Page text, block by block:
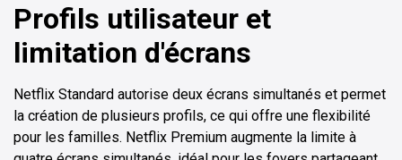
Profils utilisateur et
limitation d'écrans
Netflix Standard autorise deux écrans simultanés et permet
la création de plusieurs profils, ce qui offre une flexibilité
pour les familles. Netflix Premium augmente la limite à